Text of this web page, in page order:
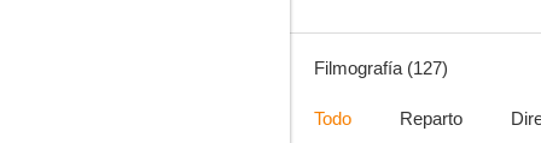
Filmografía (127)
Todo Reparto